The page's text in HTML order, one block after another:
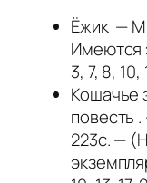
Ёжик — М
Имеются
3, 7, 8, 10,
Кошачье
повесть
223с. —